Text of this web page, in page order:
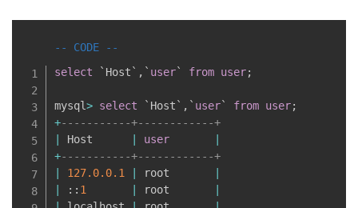
select ` Host ` , ` user` from user;
mysql> select ` Host ` , ` user` from user;
+-----------+------------+
Host user
+-----------+------------+
127.0.0.1 root
:: 1 root